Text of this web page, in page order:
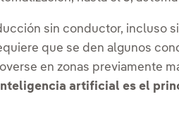
sin conductor, incluso
que se den algunos
en zonas previamente
artificial es el